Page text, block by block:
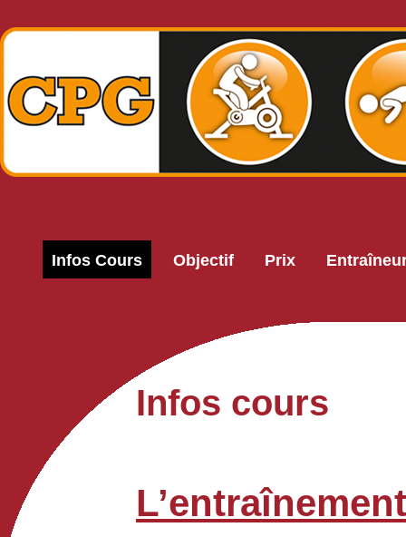
Infos Cours Objectif Prix
Infos cours